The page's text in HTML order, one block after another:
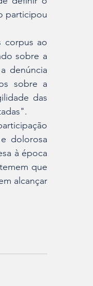
participou
corpus ao
sobre a
denúncia
sobre a
das
dolorosa
à época
que
alcançar